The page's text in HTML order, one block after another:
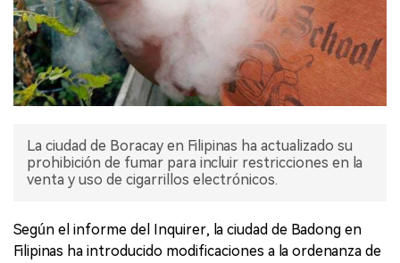
ENTREVISTA
La ciudad de Boracay en Filipinas ha actualizado su
prohibición de fumar para incluir restricciones en la
venta y uso de cigarrillos electrónicos.
Según el informe del Inquirer, la ciudad de Badong en
Filipinas ha introducido modificaciones a la ordenanza de